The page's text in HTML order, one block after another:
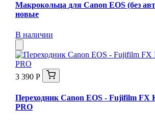
Макрокольца для Canon EOS (без
новые
В наличии
3 390 Р
Переходник Canon EOS - Fujifilm FX
PRO